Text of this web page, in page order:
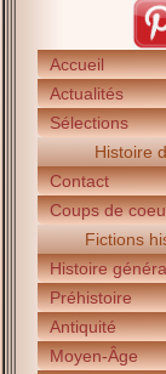
Accueil
Actualités
Sélections
Histoire
Contact
Coups de
Fictions
Histoire
Préhistoire
Antiquité
Moyen-Âge